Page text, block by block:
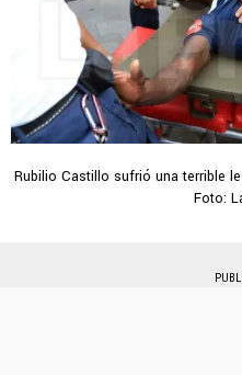
Rubilio Castillo sufrió una terrible
Foto: